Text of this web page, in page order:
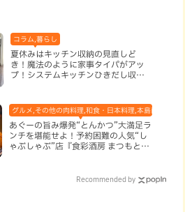
コラム,暮らし
夏休みはキッチン収納の見直しど
き！魔法のように家事タイパがアッ
プ！システムキッチンひきだし収納
グルメ,その他の肉料理,和食・日本料理,本島南部,那覇市
あぐーの旨み爆発“とんかつ”大満足ラ
ンチを堪能せよ！予約困難の人気“し
ゃぶしゃぶ”店『食彩酒房 まつもと』
Recommended by